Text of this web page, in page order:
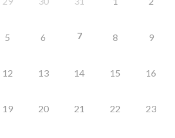
5 6 7 8 9
12 13 14 15 16
19 20 21 22 23